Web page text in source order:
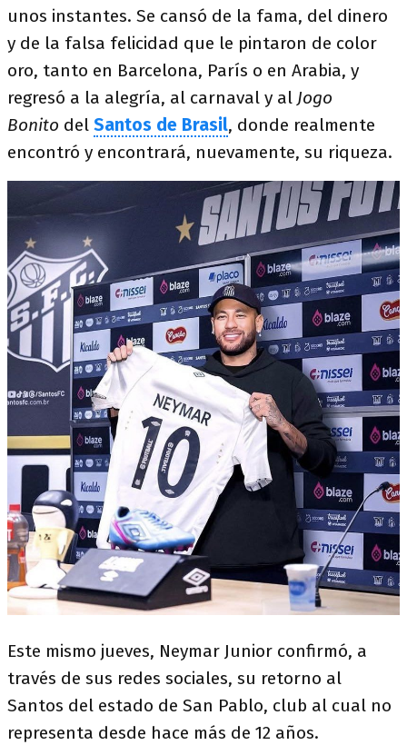
unos instantes. Se cansó de la fama, del dinero
y de la falsa felicidad que le pintaron de color
oro, tanto en Barcelona, París o en Arabia, y
regresó a la alegría, al carnaval y al Jogo
Bonito del Santos de Brasil, donde realmente
encontró y encontrará, nuevamente, su riqueza.
Este mismo jueves, Neymar Junior confirmó, a
través de sus redes sociales, su retorno al
Santos del estado de San Pablo, club al cual no
representa desde hace más de 12 años.